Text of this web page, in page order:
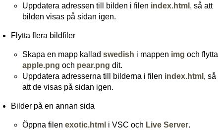
Uppdatera adressen till bilden i filen index.html , så att
bilden visas på sidan igen.
Flytta flera bildfiler
Skapa en mapp kallad swedish i mappen img och flytta
apple.png och pear.png dit.
Uppdatera adresserna till bilderna i filen index.html , så
att de visas på sidan igen.
Bilder på en annan sida
Öppna filen exotic.html i VSC och Live Server.